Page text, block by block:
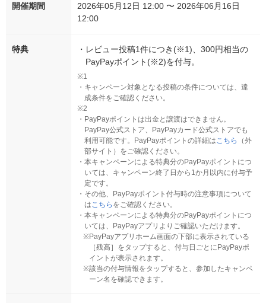
開催期間
2026年05月12日 12:00 〜 2026年06月16日
12:00
特典 ・ レビュー投稿1件につき(※1)、300円相当の
PayPayポイント(※2)を付与。
※1
・ キャンペーン対象となる投稿の条件については、達
成条件をご確認ください。
※2
・ PayPayポイントは出金と譲渡はできません。
PayPay公式ストア、PayPayカード公式ストアでも
利用可能です。PayPayポイントの詳細はこちら
（外
部サイト）をご確認ください。
・ 本キャンペーンによる特典分のPayPayポイントにつ
いては、キャンペーン終了日から1か月以内に付与予
定です。
・ その他、PayPayポイント付与時の注意事項について
はこちら をご確認ください。
・ 本キャンペーンによる特典分のPayPayポイントにつ
いては、PayPayアプリよりご確認いただけます。
※PayPayアプリホーム画面の下部に表示されている
［残高］をタップすると、付与日ごとにPayPayポ
イントが表示されます。
※該当の付与情報をタップすると、参加したキャンペ
ーン名を確認できます。